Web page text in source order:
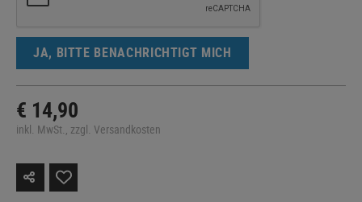
JA, BITTE BENACHRICHTIGT MICH
€ 14,90
inkl. MwSt., zzgl. Versandkosten